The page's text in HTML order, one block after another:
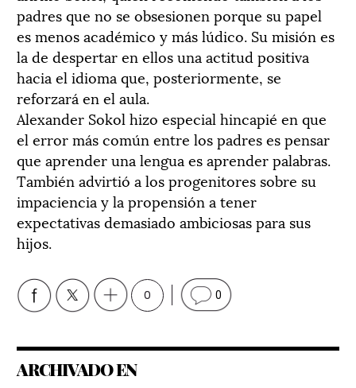
padres que no se obsesionen porque su papel
es menos académico y más lúdico. Su misión es
la de despertar en ellos una actitud positiva
hacia el idioma que, posteriormente, se
reforzará en el aula.
Alexander Sokol hizo especial hincapié en que
el error más común entre los padres es pensar
que aprender una lengua es aprender palabras.
También advirtió a los progenitores sobre su
impaciencia y la propensión a tener
expectativas demasiado ambiciosas para sus
hijos.
0 0
ARCHIVADO EN